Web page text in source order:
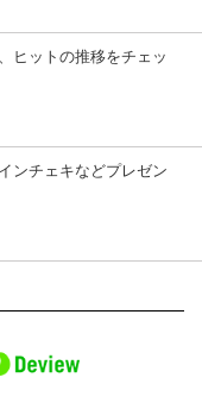
ヒットの推移をチェッ
ンチェキなどプレゼン